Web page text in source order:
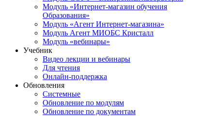
Модуль «Интернет-магазин обучения
Образования»
Модуль «Агент Интернет-магазина»
Модуль Агент МИОБС Кристалл
Модуль «вебинары»
Учебник
Видео лекции и вебинары
Для чтения
Онлайн-поддержка
Обновления
Системные
Обновление по модулям
Обновление по документам